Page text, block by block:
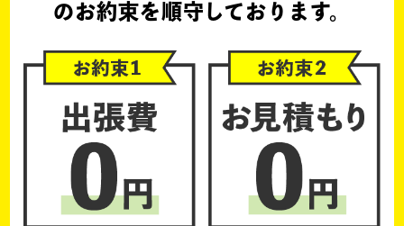
のお約束を順守しております。